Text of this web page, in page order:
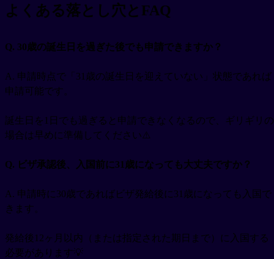
よくある落とし穴とFAQ
Q. 30歳の誕生日を過ぎた後でも申請できますか？
A. 申請時点で「31歳の誕生日を迎えていない」状態であれば
申請可能です。
誕生日を1日でも過ぎると申請できなくなるので、ギリギリの
場合は早めに準備してください⚠️
Q. ビザ承認後、入国前に31歳になっても大丈夫ですか？
A. 申請時に30歳であればビザ発給後に31歳になっても入国で
きます。
発給後12ヶ月以内（または指定された期日まで）に入国する
必要があります💡